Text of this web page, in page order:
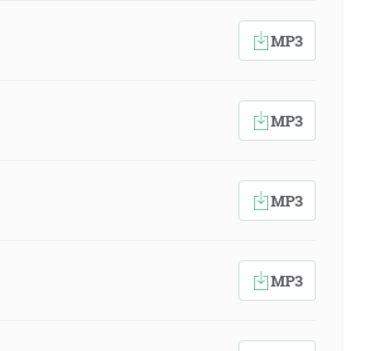
MP3
MP3
MP3
MP3